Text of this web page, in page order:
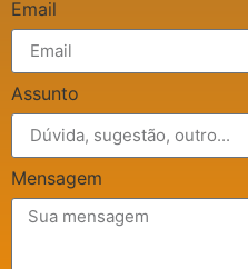
Email
Assunto
Mensagem